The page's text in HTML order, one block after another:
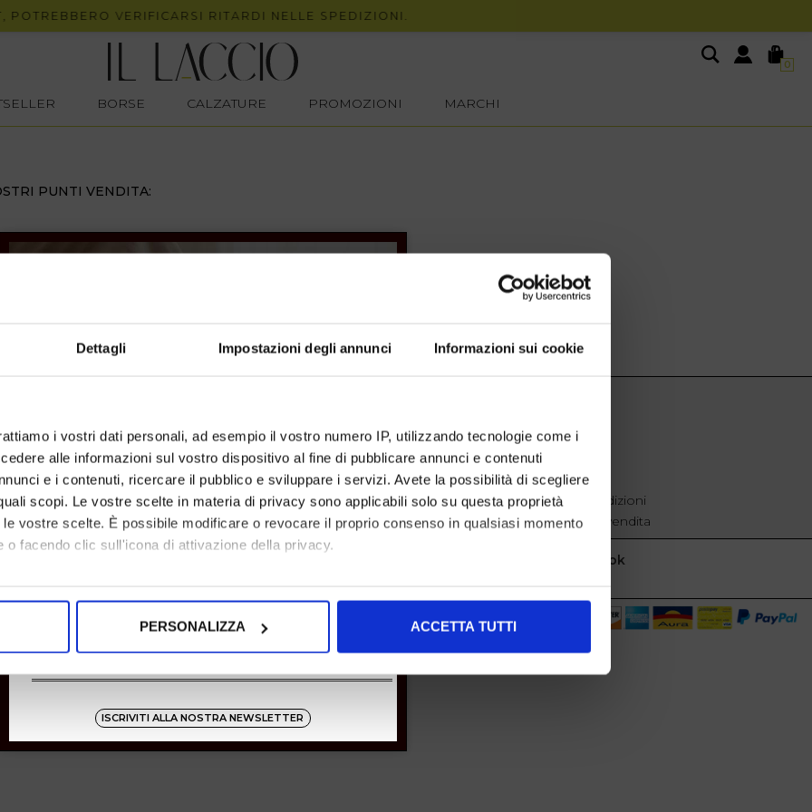
Dettagli Impostazioni degli annunci Informazioni sui cookie
i vostri dati personali, ad esempio il vostro numero IP, utilizzando tecnologie come i
alle informazioni sul vostro dispositivo al fine di pubblicare annunci e contenuti
e i contenuti, ricercare il pubblico e sviluppare i servizi. Avete la possibilità di scegliere
scopi. Le vostre scelte in materia di privacy sono applicabili solo su questa proprietà
vostre scelte. È possibile modificare o revocare il proprio consenso in qualsiasi momento
o facendo clic sull'icona di attivazione della privacy.
anche:
scansionandolo attivamente alla ricerca di caratteristiche specifiche (impronte
elaborati i tuoi dati personali e imposta le tue preferenze nella
PERSONALIZZA ACCETTA TUTTI
VERIFICARSI RITARDI NELLE SPEDIZIONI.
0
BORSE CALZATURE PROMOZIONI MARCHI
PUNTI VENDITA:
SHOPPING
Resi
Pagamenti
Spedizione
EXTRA
cookie policy
Privacy
Termini e condizioni
Condizioni di vendita
Facebook
ISCRIVITI ALLA NOSTRA NEWSLETTER